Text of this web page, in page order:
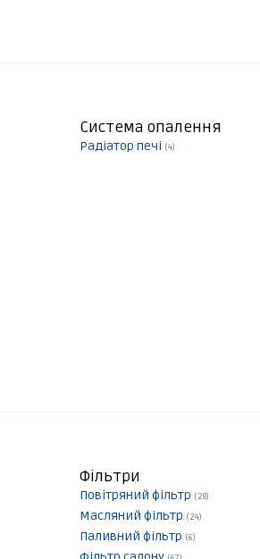
Система опалення
Радіатор печі (4)
Фільтри
Повітряний фільтр (28)
Масляний фільтр (24)
Паливний фільтр (6)